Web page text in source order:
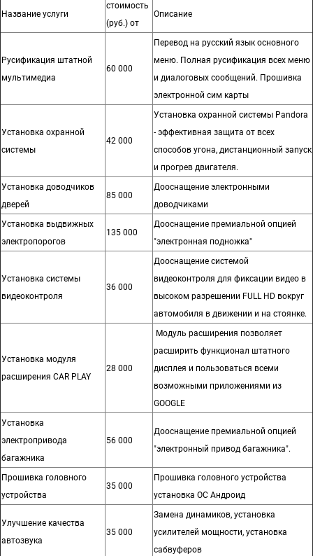
Название услуги
стоимость
(руб.) от
Описание
Русификация штатной
мультимедиа
60 000
Перевод на русский язык основного
меню. Полная русификация всех меню
и диалоговых сообщений. Прошивка
электронной сим карты
Установка охранной
системы
42 000
Установка охранной системы Pandora
- эффективная защита от всех
способов угона, дистанционный запуск
и прогрев двигателя.
Установка доводчиков
дверей
85 000
Дооснащение электронными
доводчиками
Установка выдвижных
электропорогов
135 000
Дооснащение премиальной опцией
"электронная подножка"
Установка системы
видеоконтроля
36 000
Дооснащение системой
видеоконтроля для фиксации видео в
высоком разрешении FULL HD вокруг
автомобиля в движении и на стоянке.
Установка модуля
расширения CAR PLAY
28 000
Модуль расширения позволяет
расширить функционал штатного
дисплея и пользоваться всеми
возможными приложениями из
GOOGLE
Установка
электропривода
багажника
56 000
Дооснащение премиальной опцией
"электронный привод багажника".
Прошивка головного
устройства
35 000
Прошивка головного устройства
установка ОС Андроид
Улучшение качества
автозвука
35 000
Замена динамиков, установка
усилителей мощности, установка
сабвуферов